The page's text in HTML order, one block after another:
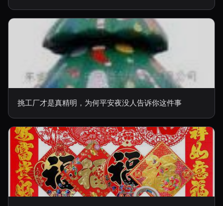
挑工厂才是真精明，为何平安夜没人告诉你这件事